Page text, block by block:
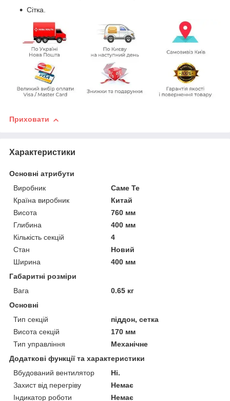
Сітка.
Приховати
Характеристики
Основні атрибути
Виробник
Саме Те
Країна виробник
Китай
Висота
760 мм
Глибина
400 мм
Кількість секцій
4
Стан
Новий
Ширина
400 мм
Габаритні розміри
Вага
0.65 кг
Основні
Тип секцій
піддон, сетка
Висота секцій
170 мм
Тип управління
Механічне
Додаткові функції та характеристики
Вбудований вентилятор
Ні.
Захист від перегріву
Немає
Індикатор роботи
Немає